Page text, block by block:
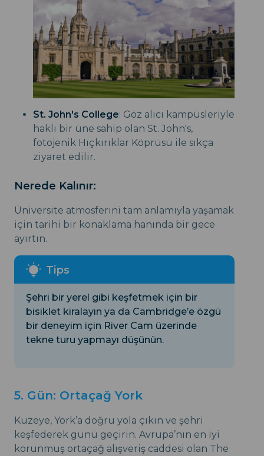
St. John's College: Göz alıcı kampüsleriyle
haklı bir üne sahip olan St. John's,
fotojenik Hıçkırıklar Köprüsü ile sıkça
ziyaret edilir.
Nerede Kalınır:
Üniversite atmosferini tam anlamıyla yaşamak
için tarihi bir konaklama hanında bir gece
ayırtın.
Şehri bir yerel gibi keşfetmek için bir
bisiklet kiralayın ya da Cambridge’e özgü
bir deneyim için River Cam üzerinde
tekne turu yapmayı düşünün.
5. Gün: Ortaçağ York
Kuzeye, York’a doğru yola çıkın ve şehri
keşfederek günü geçirin. Avrupa’nın en iyi
korunmuş ortaçağ alışveriş caddesi olan The